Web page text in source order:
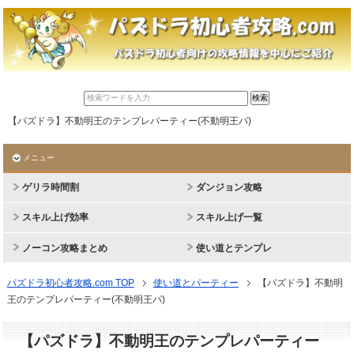
【パズドラ】不動明王のテンプレパーティー(不動明王パ)
メニュー
ゲリラ時間割 ダンジョン攻略
スキル上げ効率 スキル上げ一覧
ノーコン攻略まとめ 使い道とテンプレ
パズドラ初心者攻略.com TOP 使い道とパーティー
【パズドラ】不動明
王のテンプレパーティー(不動明王パ)
【パズドラ】不動明王のテンプレパーティー